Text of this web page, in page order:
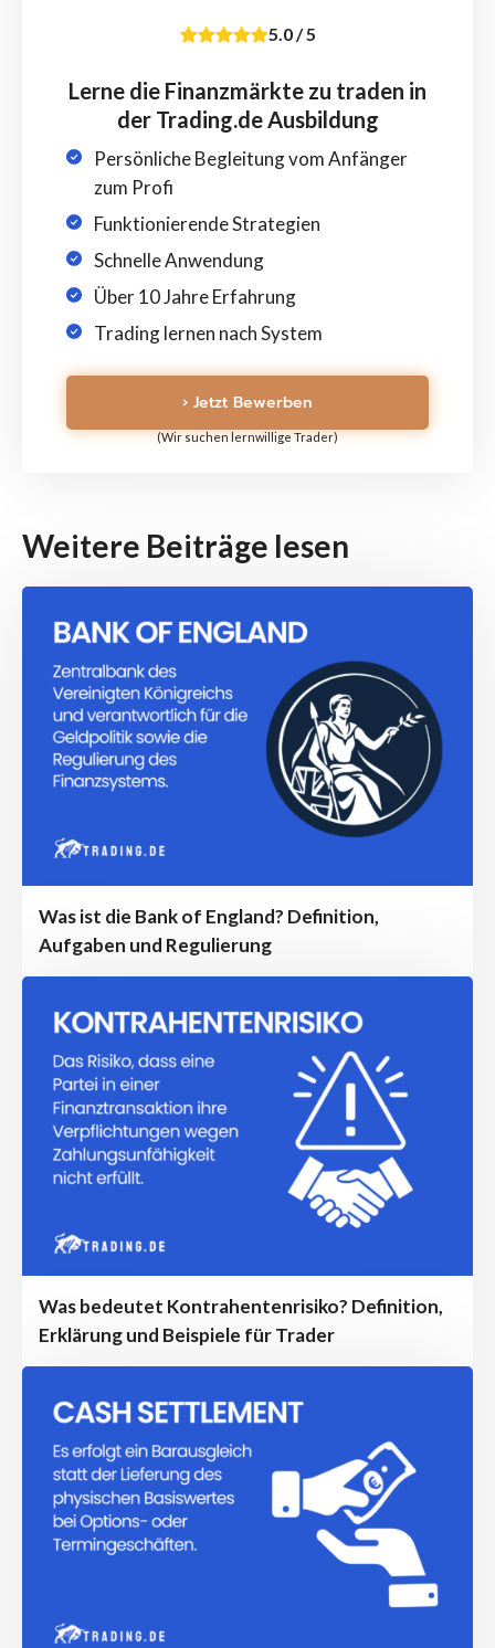
5.0/5
Lerne die Finanzmärkte zu traden in
der Trading.de Ausbildung
Persönliche Begleitung vom Anfänger
zum Profi
Funktionierende Strategien
Schnelle Anwendung
Über 10 Jahre Erfahrung
Trading lernen nach System
› Jetzt Bewerben
(Wir suchen lernwillige Trader)
Weitere Beiträge lesen
Was ist die Bank of England? Definition,
Aufgaben und Regulierung
Was bedeutet Kontrahentenrisiko? Definition,
Erklärung und Beispiele für Trader